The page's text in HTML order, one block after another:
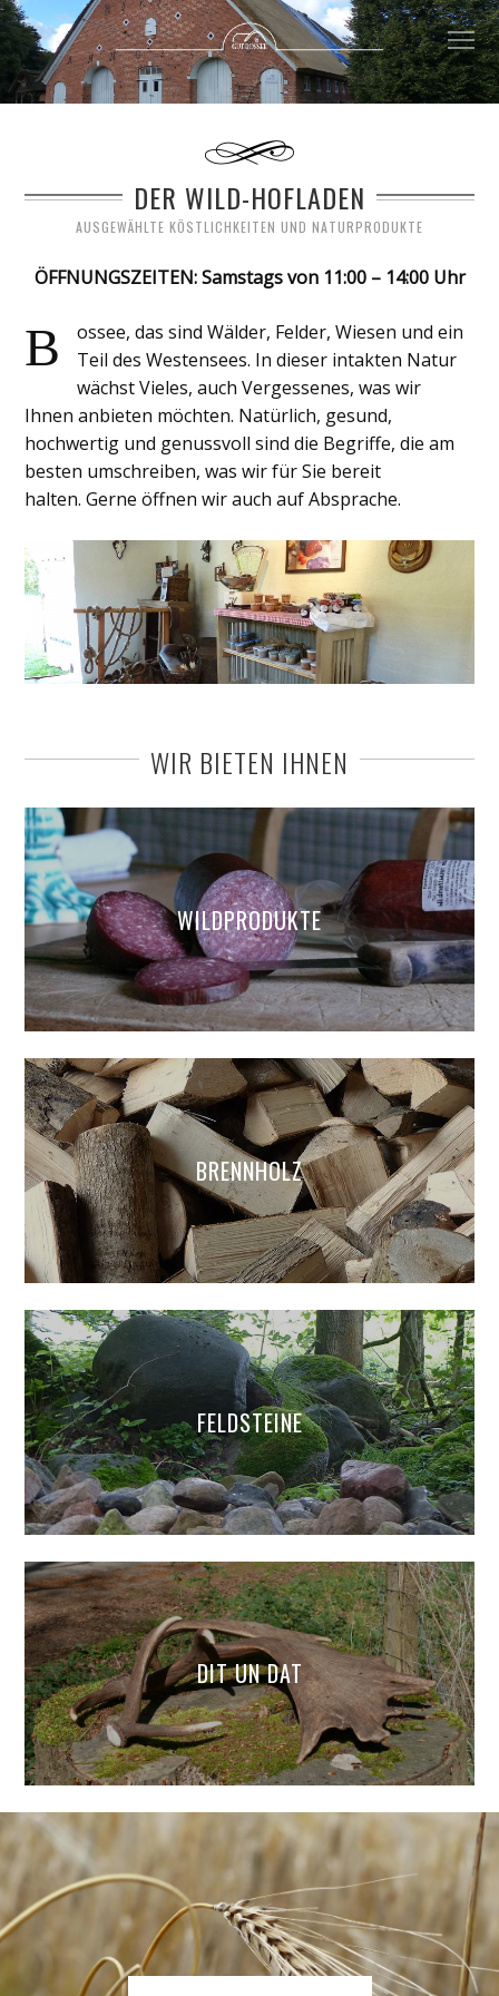
DER WILD-HOFLADEN
AUSGEWÄHLTE KÖSTLICHKEITEN UND NATURPRODUKTE
ÖFFNUNGSZEITEN: Samstags von 11:00 – 14:00 Uhr
B
ossee, das sind Wälder, Felder, Wiesen und ein
Teil des Westensees. In dieser intakten Natur
wächst Vieles, auch Vergessenes, was wir
Ihnen anbieten möchten. Natürlich, gesund,
hochwertig und genussvoll sind die Begriffe, die am
besten umschreiben, was wir für Sie bereit
halten. Gerne öffnen wir auch auf Absprache.
WIR BIETEN IHNEN
WILDPRODUKTE
BRENNHOLZ
FELDSTEINE
DIT UN DAT